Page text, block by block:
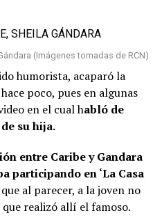
(Imágenes tomadas de RCN)
humorista, acaparó la
poco, pues en algunas
en el cual habló de
su hija.
entre Caribe y Gandara
participando en ‘La Casa
al parecer, a la joven no
realizó allí el famoso.